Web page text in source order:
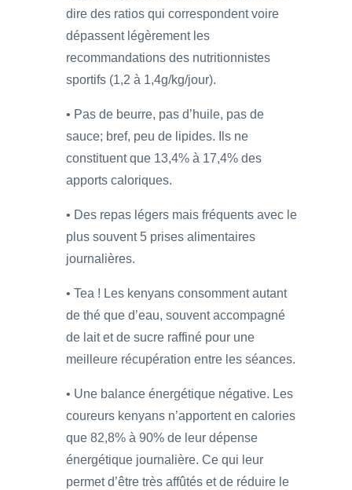
dire des ratios qui correspondent voire
dépassent légèrement les
recommandations des nutritionnistes
sportifs (1,2 à 1,4g/kg/jour).
• Pas de beurre, pas d’huile, pas de
sauce; bref, peu de lipides. Ils ne
constituent que 13,4% à 17,4% des
apports caloriques.
• Des repas légers mais fréquents avec le
plus souvent 5 prises alimentaires
journalières.
• Tea ! Les kenyans consomment autant
de thé que d’eau, souvent accompagné
de lait et de sucre raffiné pour une
meilleure récupération entre les séances.
• Une balance énergétique négative. Les
coureurs kenyans n’apportent en calories
que 82,8% à 90% de leur dépense
énergétique journalière. Ce qui leur
permet d’être très affûtés et de réduire le